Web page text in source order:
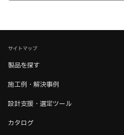
サイトマップ
製品を探す
施工例・解決事例
設計支援・選定ツール
カタログ